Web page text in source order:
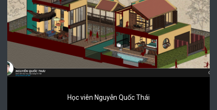
Học viên Nguyễn Quốc Thái